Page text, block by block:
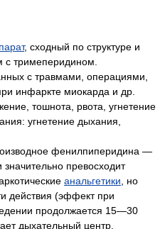
, сходный по структуре и
с тримеперидином.
с травмами, операциями,
инфаркте миокарда и др.
тошнота, рвота, угнетение
угнетение дыхания,
фенилпиперидина —
значительно превосходит
анальгетики, но
действия (эффект при
продолжается 15—30
дыхательный центр.